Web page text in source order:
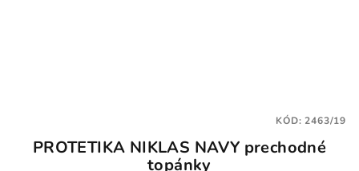
PROTETIKA NIKLAS NAVY prechodné
topánky
KÓD:2463/19